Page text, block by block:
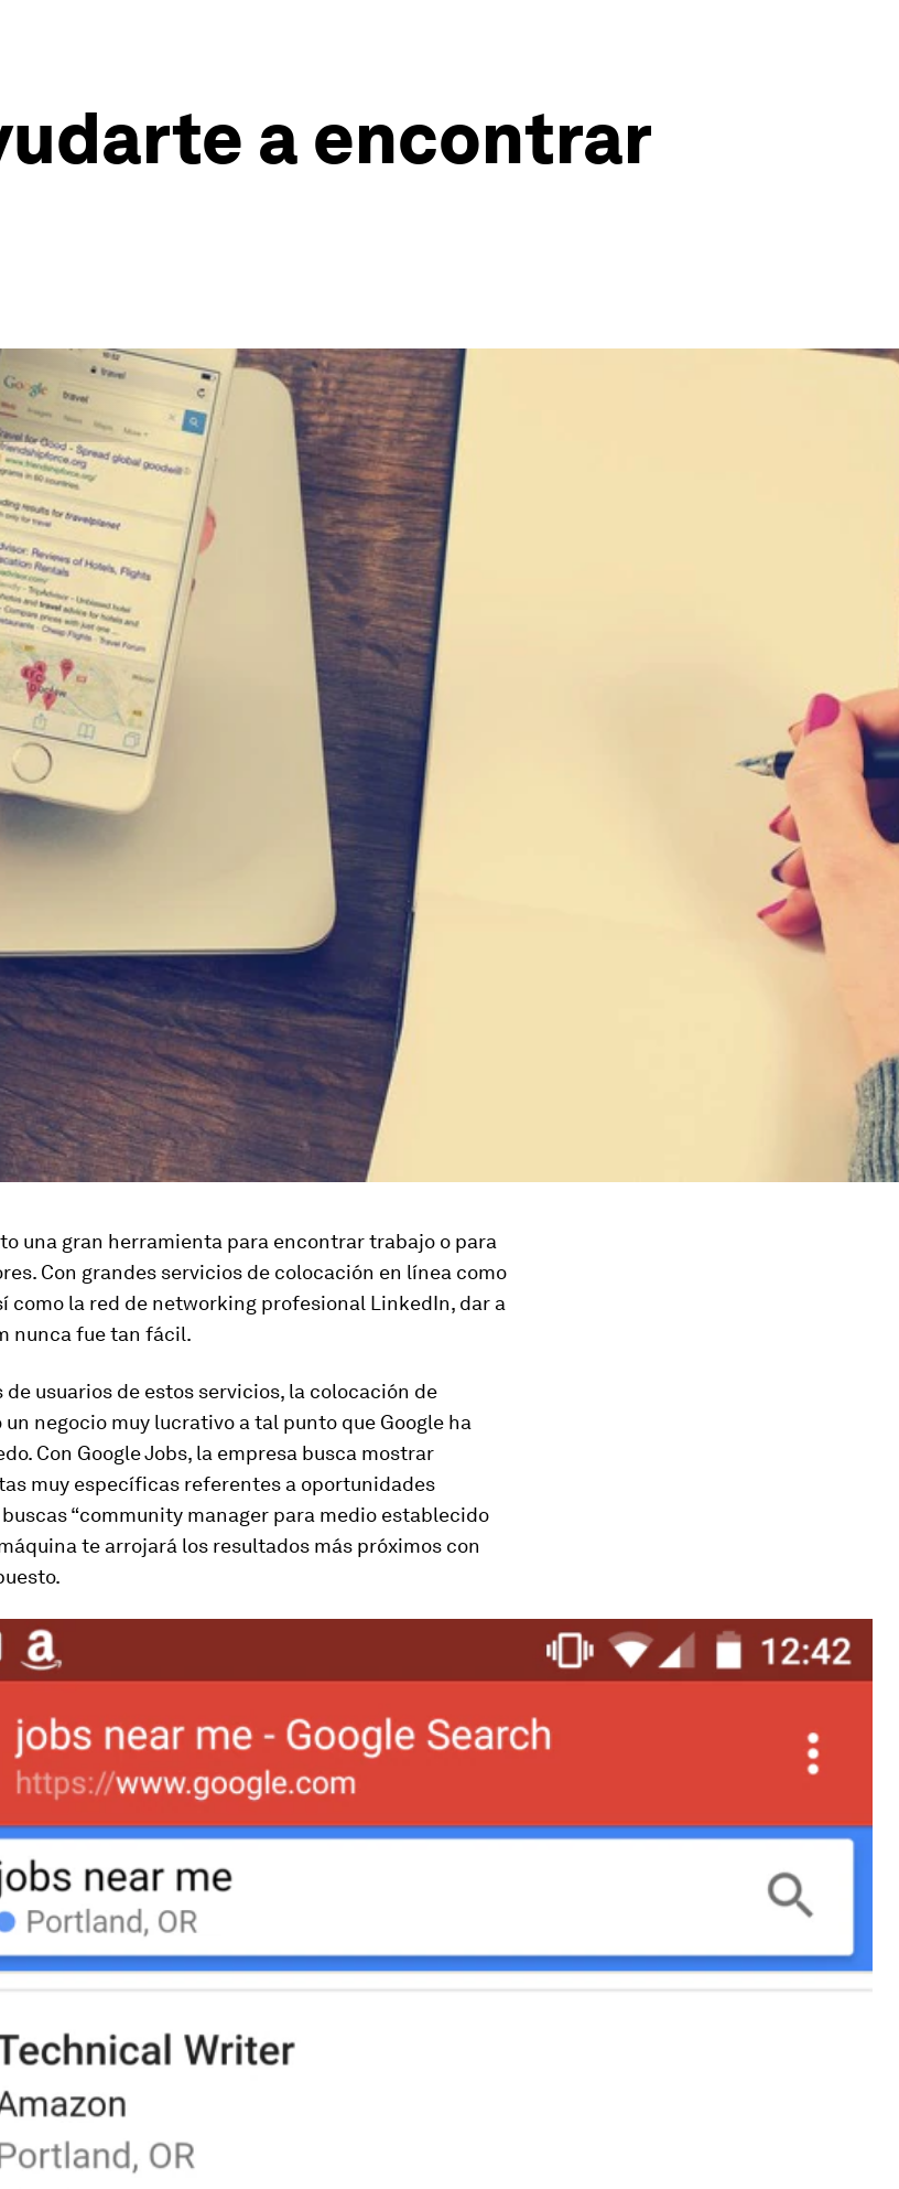
a encontrar
una gran herramienta para encontrar trabajo o para
Con grandes servicios de colocación en línea como
como la red de networking profesional LinkedIn, dar a
nunca fue tan fácil.
usuarios de estos servicios, la colocación de
negocio muy lucrativo a tal punto que Google ha
Con Google Jobs, la empresa busca mostrar
muy específicas referentes a oportunidades
“community manager para medio establecido
te arrojará los resultados más próximos con